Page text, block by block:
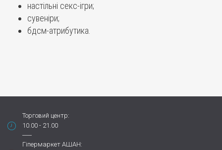
настільні секс-ігри;
сувеніри;
бдсм-атрибутика.
Торговий центр:
10.00 - 21.00
Гіпермаркет АШАН: